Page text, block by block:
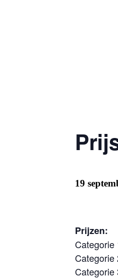
19
Prijzen:
Categorie
Categorie
Categorie